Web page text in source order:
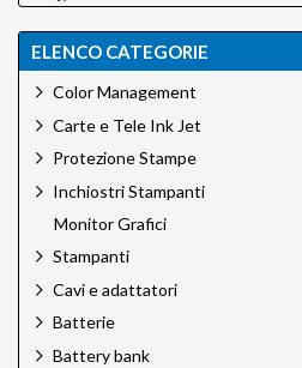
Canson
Canson Infinity
Carpetlight
Cobraunion
Desview
Dinkum
Epson
Epson Ink
Foldit
Green Clean
H&Y Filtri
ELENCO CATEGORIE
Color Management
Carte e Tele Ink Jet
Protezione Stampe
Inchiostri Stampanti
Monitor Grafici
Stampanti
Cavi e adattatori
Batterie
Battery bank